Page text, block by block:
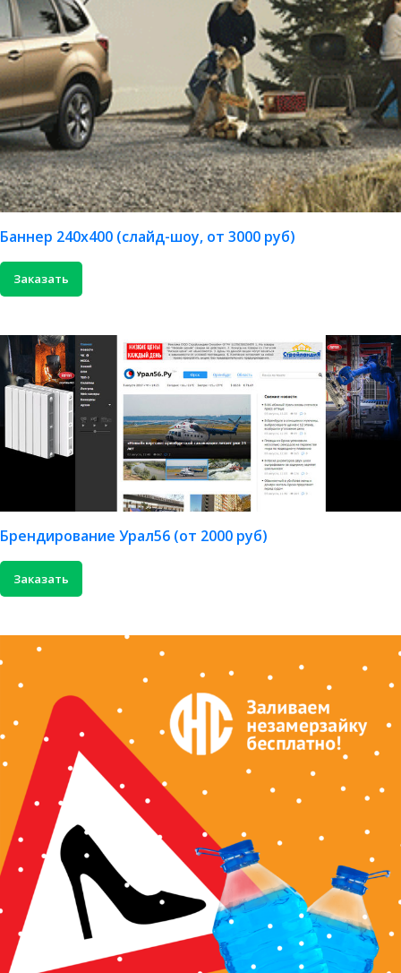
Баннер 240х400 (слайд-шоу, от 3000 руб)
Заказать
Брендирование Урал56 (от 2000 руб)
Заказать